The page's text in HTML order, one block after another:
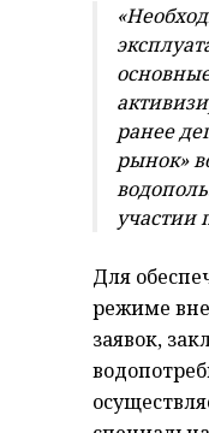
ранее
рынок»
участии
Для
режиме
заявок,